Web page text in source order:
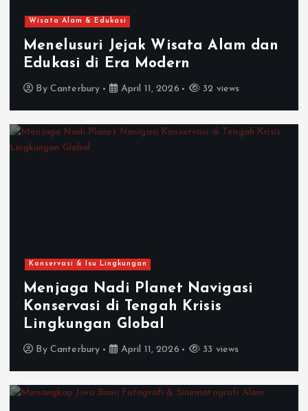
Wisata Alam & Edukasi
Menelusuri Jejak Wisata Alam dan
Edukasi di Era Modern
By Canterbury April 11, 2026 32 views
Konservasi & Isu Lingkungan
Menjaga Nadi Planet Navigasi
Konservasi di Tengah Krisis
Lingkungan Global
By Canterbury April 11, 2026 33 views